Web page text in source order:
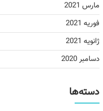
مارس 2021
فوریه 2021
ژانویه 2021
دسامبر 2020
دسته‌ها